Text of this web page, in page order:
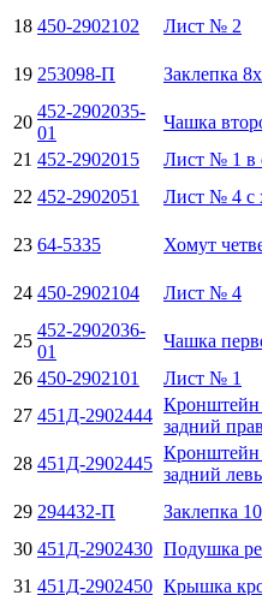
18 450-2902102 Лист № 2
19 253098-П Заклепка
20
452-2902035-
01
Чашка
21 452-2902015 Лист № 1 в
22 452-2902051 Лист № 4 с
23 64-5335 Хомут
24 450-2902104 Лист № 4
25
452-2902036-
01
Чашка
26 450-2902101 Лист № 1
27 451Д-2902444
Кронштейн
задний
28 451Д-2902445
Кронштейн
задний
29 294432-П Заклепка
30 451Д-2902430 Подушка
31 451Д-2902450 Крышка